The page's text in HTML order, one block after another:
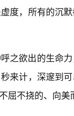
度，所有的沉
之欲出的生命
来计，深邃到
不挠的、向美